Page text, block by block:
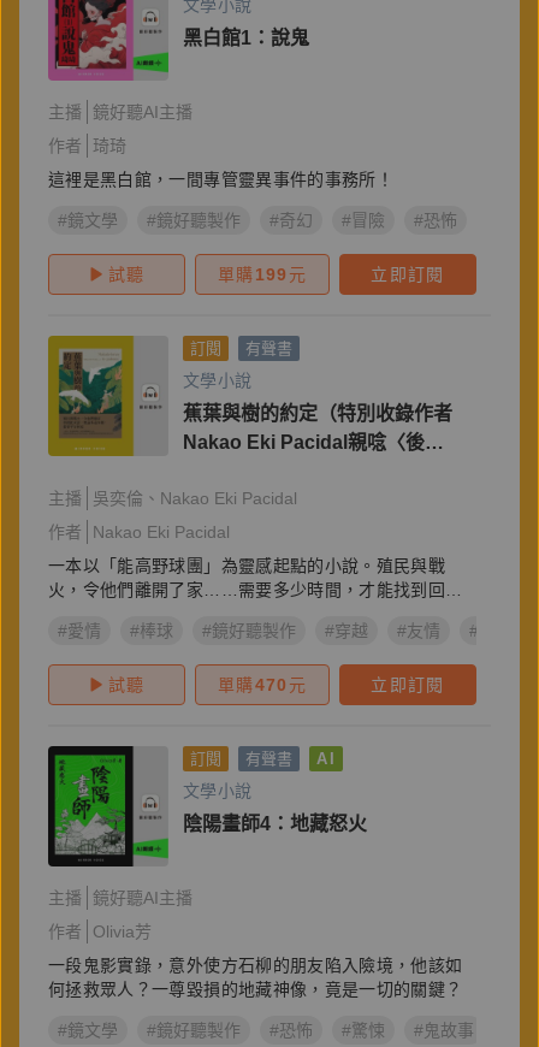
文學小說
黑白館1：說鬼
主播
鏡好聽AI主播
作者
琦琦
這裡是黑白館，一間專管靈異事件的事務所！
#鏡文學 #鏡好聽製作 #奇幻 #冒險 #恐怖
試聽 單購199 元 立即訂閱
訂閱 有聲書
文學小說
蕉葉與樹的約定（特別收錄作者
Nakao Eki Pacidal親唸〈後
主播 吳奕倫
Nakao Eki Pacidal
作者
Nakao Eki Pacidal
一本以「能高野球團」為靈感起點的小說。殖民與戰
火，令他們離開了家……需要多少時間，才能找到回家
#愛情
#棒球 #鏡好聽製作 #穿越 #友情 #日治
試聽 單購470 元 立即訂閱
訂閱 有聲書 AI
文學小說
陰陽畫師4：地藏怒火
主播
鏡好聽AI主播
作者
Olivia芳
一段鬼影實錄，意外使方石柳的朋友陷入險境，他該如
何拯救眾人？一尊毀損的地藏神像，竟是一切的關鍵？
#鏡文學 #鏡好聽製作 #恐怖 #驚悚 #鬼故事